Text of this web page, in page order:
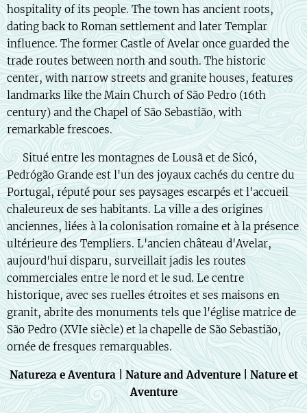
hospitality of its people. The town has ancient roots,
dating back to Roman settlement and later Templar
influence. The former Castle of Avelar once guarded the
trade routes between north and south. The historic
center, with narrow streets and granite houses, features
landmarks like the Main Church of São Pedro (16th
century) and the Chapel of São Sebastião, with
remarkable frescoes.
🇫🇷 Situé entre les montagnes de Lousã et de Sicó,
Pedrógão Grande est l'un des joyaux cachés du centre du
Portugal, réputé pour ses paysages escarpés et l'accueil
chaleureux de ses habitants. La ville a des origines
anciennes, liées à la colonisation romaine et à la présence
ultérieure des Templiers. L'ancien château d'Avelar,
aujourd'hui disparu, surveillait jadis les routes
commerciales entre le nord et le sud. Le centre
historique, avec ses ruelles étroites et ses maisons en
granit, abrite des monuments tels que l'église matrice de
São Pedro (XVIe siècle) et la chapelle de São Sebastião,
ornée de fresques remarquables.
Natureza e Aventura | Nature and Adventure | Nature et
Aventure